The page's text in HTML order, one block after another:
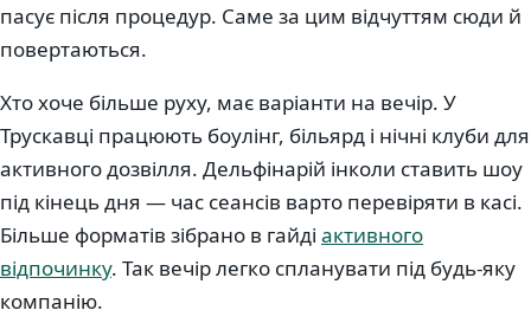
пасує після процедур. Саме за цим відчуттям сюди й
повертаються.
Хто хоче більше руху, має варіанти на вечір. У
Трускавці працюють боулінг, більярд і нічні клуби для
активного дозвілля. Дельфінарій інколи ставить шоу
під кінець дня — час сеансів варто перевіряти в касі.
Більше форматів зібрано в гайді активного
відпочинку. Так вечір легко спланувати під будь-яку
компанію.